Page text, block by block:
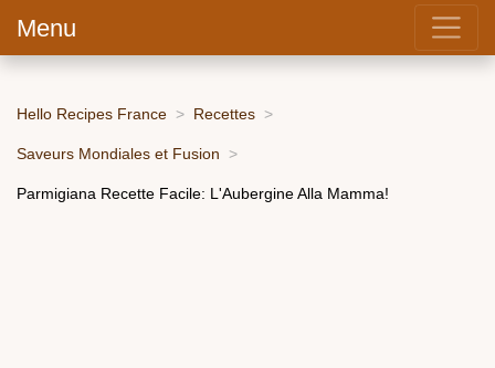
Menu
Hello Recipes France Recettes
Saveurs Mondiales et Fusion
Parmigiana Recette Facile: L'Aubergine Alla Mamma!